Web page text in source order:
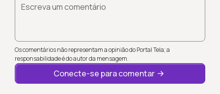
Escreva um comentário
Os comentários não representam a opinião do Portal Tela; a
responsabilidade é do autor da mensagem.
Conecte-se para comentar